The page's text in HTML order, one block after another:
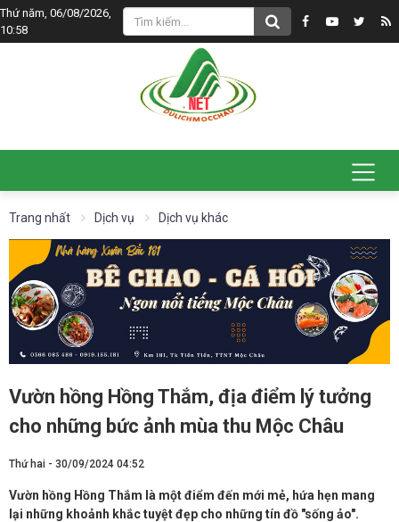
Thứ năm, 06/08/2026,
10:58
Trang nhất Dịch vụ Dịch vụ khác
Vườn hồng Hồng Thắm, địa điểm lý tưởng
cho những bức ảnh mùa thu Mộc Châu
Thứ hai - 30/09/2024 04:52
Vườn hồng Hồng Thắm là một điểm đến mới mẻ, hứa hẹn mang
lại những khoảnh khắc tuyệt đẹp cho những tín đồ "sống ảo".